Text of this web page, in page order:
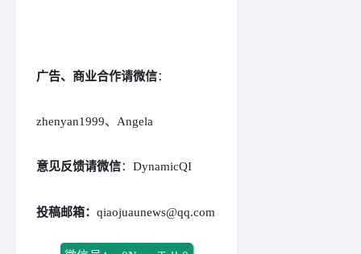
广告、商业合作请微信：
zhenyan1999、Angela
意见反馈请微信：DynamicQI
投稿邮箱： qiaojuaunews@qq.com